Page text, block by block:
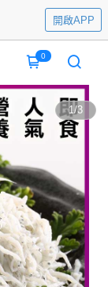
開啟APP
0
1/3